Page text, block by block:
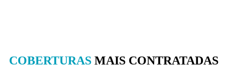
COBERTURAS MAIS CONTRATADAS